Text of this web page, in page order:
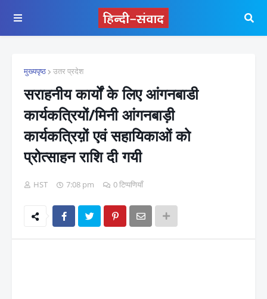
मुख्यपृष्ठ उतर प्रदेश
सराहनीय कार्यों के लिए आंगनबाडी
कार्यकत्रियों/मिनी आंगनबाड़ी
कार्यकत्रिय़ों एवं सहायिकाओं को
प्रोत्साहन राशि दी गयी
HST 7:08 pm 0 टिप्पणियाँ